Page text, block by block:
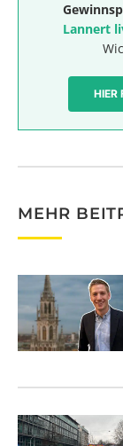
Lannert
HIER
MEHR